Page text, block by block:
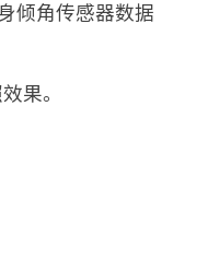
倾角传感器数据
果。